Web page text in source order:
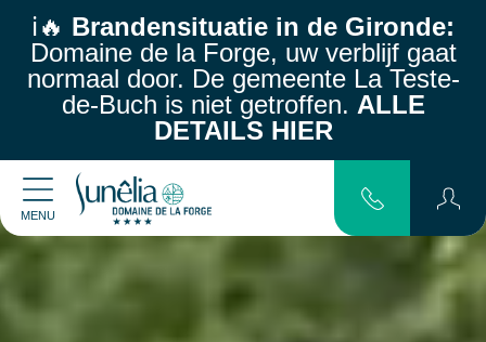
ℹ️🔥 Brandensituatie in de Gironde:
Domaine de la Forge, uw verblijf gaat
normaal door. De gemeente La Teste-
de-Buch is niet getroffen. ALLE
DETAILS HIER
MENU